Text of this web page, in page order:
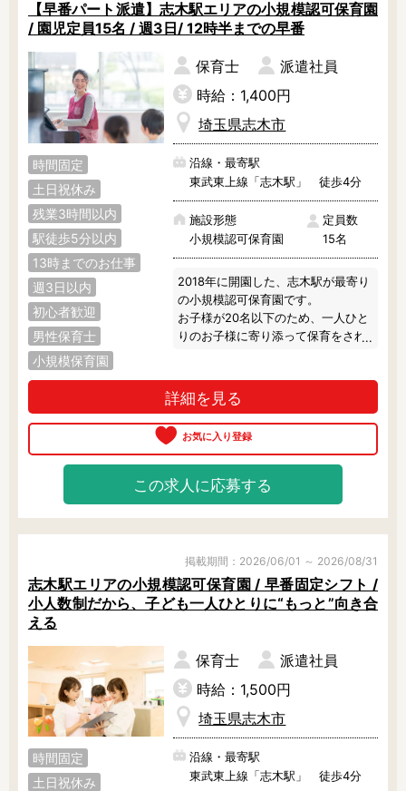
【早番パート派遣】志木駅エリアの小規模認可保育園
/ 園児定員15名 / 週3日/ 12時半までの早番
時間固定
土日祝休み
残業3時間以内
駅徒歩5分以内
13時までのお仕事
週3日以内
初心者歓迎
男性保育士
小規模保育園
保育士
派遣社員
時給：1,400円
埼玉県志木市
沿線・最寄駅
東武東上線「志木駅」 徒歩4分
施設形態
小規模認可保育園
定員数
15名
2018年に開園した、志木駅が最寄り
の小規模認可保育園です。
お子様が20名以下のため、一人ひと
りのお子様に寄り添って保育をされ
正規職勤務を検討されている方な
ど、働き方は多様に相談できます。
お気軽にご相談ください。
詳細を見る
この求人に応募する
掲載期間：2026/06/01 ～ 2026/08/31
志木駅エリアの小規模認可保育園 / 早番固定シフト /
小人数制だから、子ども一人ひとりに“もっと”向き合
える
時間固定
土日祝休み
保育士
派遣社員
時給：1,500円
埼玉県志木市
沿線・最寄駅
東武東上線「志木駅」 徒歩4分